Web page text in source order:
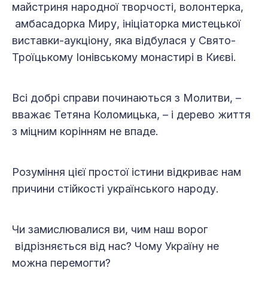
майстриня народної творчості, волонтерка,
амбасадорка Миру, ініціаторка мистецької
виставки-аукціону, яка відбулася у Свято-
Троїцькому Іонівському монастирі в Києві.
Всі добрі справи починаються з Молитви, –
вважає Тетяна Коломицька, – і дерево життя
з міцним корінням не впаде.
Розуміння цієї простої істини відкриває нам
причини стійкості українського народу.
Чи замислювалися ви, чим наш ворог
відрізняється від нас? Чому Україну не
можна перемогти?